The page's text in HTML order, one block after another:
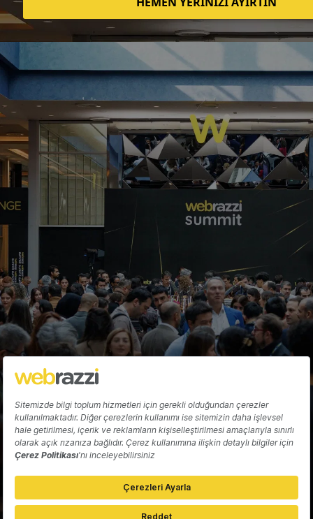
Etkinlikler
Webrazzi'nin hizmet ve ürünleri ile günlük
Webrazzi haberlerine ilişkin olarak epostalar
göndermesini onaylıyorum.
Hakkında Yazarlar
Katkıda Bulun Reklam